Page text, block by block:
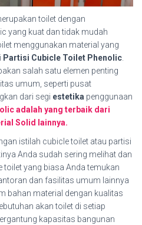
toilet dengan
yang kuat dan tidak mudah
menggunakan material yang
Partisi Cubicle Toilet Phenolic
salah satu elemen penting
umum, seperti pusat
dari segi estetika penggunaan
adalah yang terbaik dari
Solid lainnya.
istilah cubicle toilet atau partisi
Anda sudah sering melihat dan
toilet yang biasa Anda temukan
dan fasilitas umum lainnya
bahan material dengan kualitas
akan toilet di setiap
kapasitas bangunan